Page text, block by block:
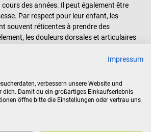
des années. Il peut également être
Par respect pour leur enfant, les
souvent réticentes à prendre des
les douleurs dorsales et articulaires
également souvent partie des effets
De nombreuses femmes misent
recourant au taping pratiqué par les sages-
femmes.
le taping à l’aide de bandes kinésiologiques
Impressum
verbessern unsere Website und
dich. Damit du ein großartiges Einkaufserlebnis
öffne bitte die Einstellungen oder vertrau uns